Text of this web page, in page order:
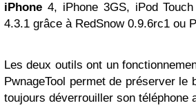
iPhone 4, iPhone 3GS, iPod
4.3.1 grâce à RedSnow 0.9.6rc1 ou
Les deux outils ont un
PwnageTool permet de préserver le
toujours déverrouiller son téléphone